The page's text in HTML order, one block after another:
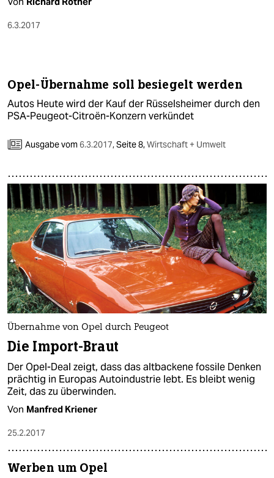
6.3.2017
Opel-Übernahme soll besiegelt werden
Autos Heute wird der Kauf der Rüsselsheimer durch den
PSA-Peugeot-Citroën-Konzern verkündet
Ausgabe vom6.3.2017,Seite 8,Wirtschaft + Umwelt
Übernahme von Opel durch Peugeot
Die Import-Braut
Der Opel-Deal zeigt, dass das altbackene fossile Denken
prächtig in Europas Autoindustrie lebt. Es bleibt wenig
Zeit, das zu überwinden.
Von Manfred Kriener
25.2.2017
Werben um Opel